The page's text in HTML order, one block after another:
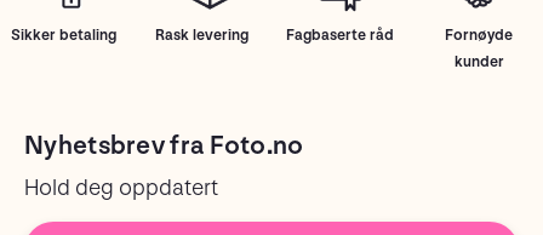
Sikker betaling Rask levering Fagbaserte råd
Fornøyde
kunder
Nyhetsbrev fra Foto.no
Hold deg oppdatert